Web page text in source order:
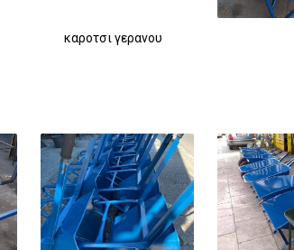
καροτσι γερανου